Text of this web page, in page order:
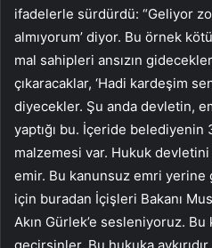
ifadelerle sürdürdü: “Geliyor
almıyorum’ diyor. Bu örnek
mal sahipleri ansızın
çıkaracaklar, ‘Hadi kardeşim
diyecekler. Şu anda devletin,
yaptığı bu. İçeride belediyenin
malzemesi var. Hukuk
emir. Bu kanunsuz emri
için buradan İçişleri Bakanı
Akın Gürlek’e sesleniyoruz.
geçirsinler. Bu hukuka